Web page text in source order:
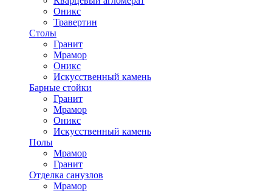
Оникс
Травертин
Столы
Гранит
Мрамор
Оникс
Искусственный камень
Барные стойки
Гранит
Мрамор
Оникс
Искусственный камень
Полы
Мрамор
Гранит
Отделка санузлов
Мрамор